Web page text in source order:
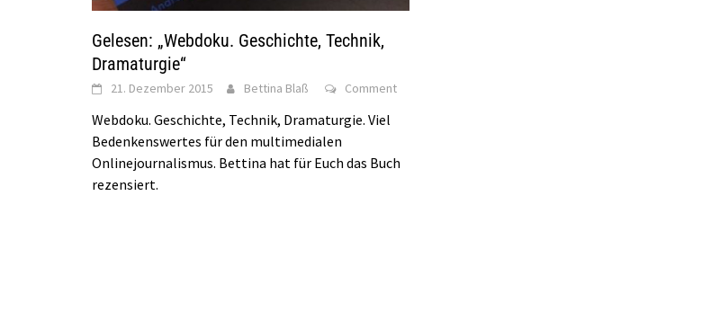
Gelesen: „Webdoku. Geschichte, Technik,
Dramaturgie“
21. Dezember 2015 Bettina Blaß Comment
Webdoku. Geschichte, Technik, Dramaturgie. Viel
Bedenkenswertes für den multimedialen
Onlinejournalismus. Bettina hat für Euch das Buch
rezensiert.